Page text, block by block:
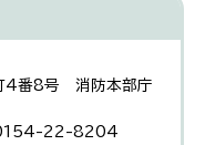
番8号 消防本部庁
0154-22-8204